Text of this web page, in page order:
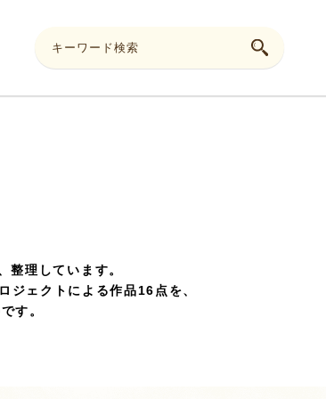
整理しています。
ジェクトによる作品16点を、
す。